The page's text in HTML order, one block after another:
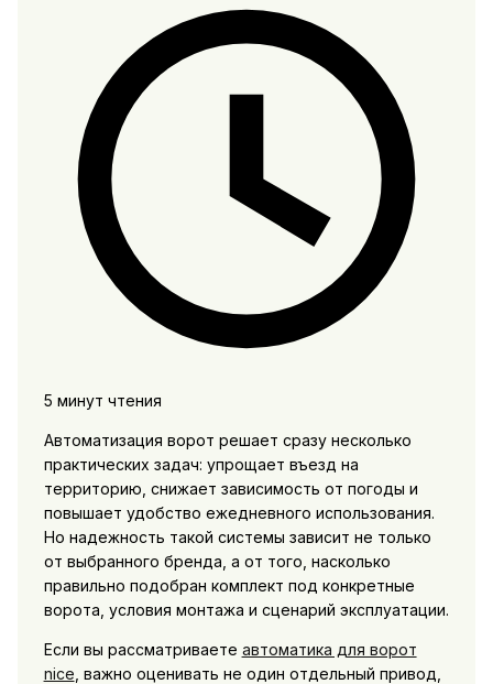
5 минут чтения
Автоматизация ворот решает сразу несколько
практических задач: упрощает въезд на
территорию, снижает зависимость от погоды и
повышает удобство ежедневного использования.
Но надежность такой системы зависит не только
от выбранного бренда, а от того, насколько
правильно подобран комплект под конкретные
ворота, условия монтажа и сценарий эксплуатации.
Если вы рассматриваете автоматика для ворот
nice , важно оценивать не один отдельный привод,